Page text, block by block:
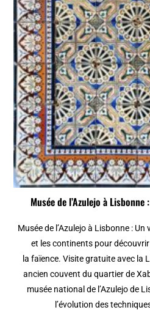
Musée de l’Azulejo à
Musée de l’Azulejo à Lisbonne :
et les continents pour
la faïence. Visite gratuite avec la
ancien couvent du quartier de
musée national de l’Azulejo de
l’évolution des